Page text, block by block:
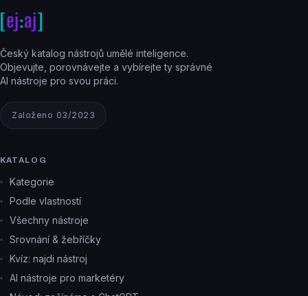
Český katalog nástrojů umělé inteligence.
Objevujte, porovnávejte a vybírejte ty správné
AI nástroje pro svou práci.
Založeno 03/2023
KATALOG
Kategorie
Podle vlastností
Všechny nástroje
Srovnání & žebříčky
Kvíz: najdi nástroj
AI nástroje pro marketéry